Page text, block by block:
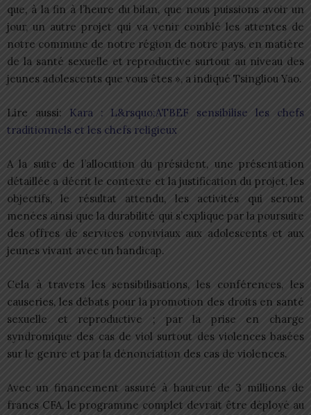
que, à la fin à l’heure du bilan, que nous puissions avoir un
jour, un autre projet qui va venir comblé les attentes de
notre commune de notre région de notre pays, en matière
de la santé sexuelle et reproductive surtout au niveau des
jeunes adolescents que vous êtes », a indiqué Tsingliou Yao.
Lire aussi: Kara : L&rsquo;ATBEF sensibilise les chefs
traditionnels et les chefs religieux
A la suite de l’allocution du président, une présentation
détaillée a décrit le contexte et la justification du projet, les
objectifs, le résultat attendu, les activités qui seront
menées ainsi que la durabilité qui s’explique par la poursuite
des offres de services conviviaux aux adolescents et aux
jeunes vivant avec un handicap.
Cela à travers les sensibilisations, les conférences, les
causeries, les débats pour la promotion des droits en santé
sexuelle et reproductive ; par la prise en charge
syndromique des cas de viol surtout des violences basées
sur le genre et par la dénonciation des cas de violences.
Avec un financement assuré à hauteur de 3 millions de
francs CFA, le programme complet devrait être déployé au